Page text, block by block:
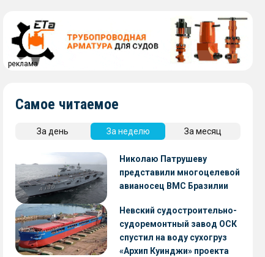
реклама
Самое читаемое
За день За неделю За месяц
Николаю Патрушеву
представили многоцелевой
авианосец ВМС Бразилии
Невский судостроительно-
судоремонтный завод ОСК
спустил на воду сухогруз
«Архип Куинджи» проекта